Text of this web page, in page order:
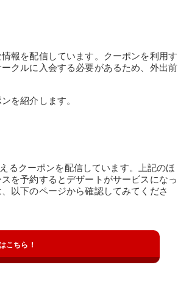
報を配信しています。クーポンを利用す
クルに入会する必要があるため、外出前
を紹介します。
るクーポンを配信しています。上記のほ
を予約するとデザートがサービスになっ
以下のページから確認してみてくださ
こちら！